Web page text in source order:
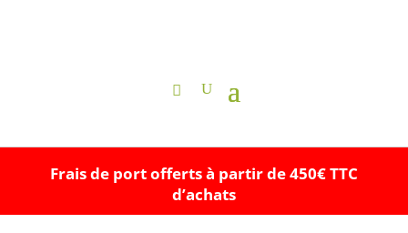
Frais de port offerts à partir de 450€ TTC
d’achats